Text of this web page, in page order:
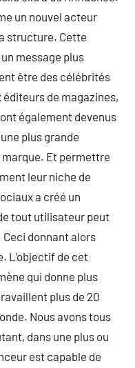
un nouvel acteur
structure. Cette
message plus
être des célébrités
de magazines,
également devenus
plus grande
Et permettre
leur niche de
a créé un
tout utilisateur peut
donnant alors
L’objectif de cet
qui donne plus
plus de 20
Nous avons tous
dans une plus ou
est capable de